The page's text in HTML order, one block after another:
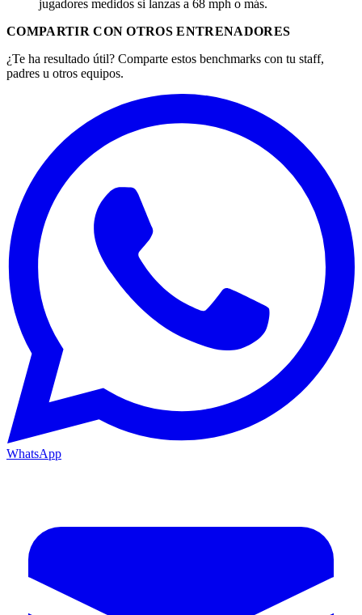
jugadores medidos si lanzas a 68 mph o más.
COMPARTIR CON OTROS ENTRENADORES
¿Te ha resultado útil? Comparte estos benchmarks con tu staff,
padres u otros equipos.
WhatsApp